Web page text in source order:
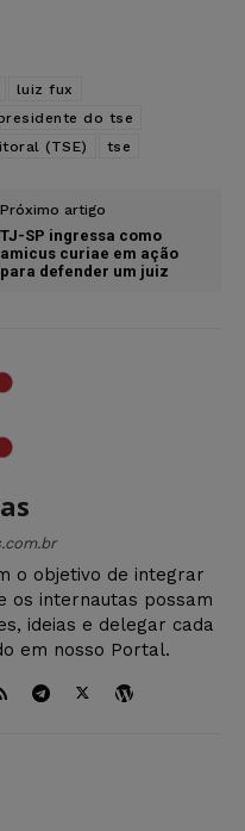
luiz fux
do tse
(TSE) tse
Próximo artigo
TJ-SP ingressa como
amicus curiae em ação
para defender um juiz
o objetivo de integrar
os internautas possam
ideias e delegar cada
em nosso Portal.